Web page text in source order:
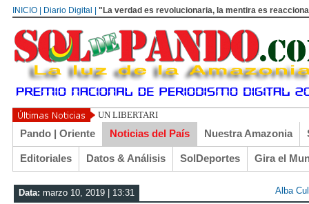
INICIO | Diario Digital | "La verdad es revolucionaria, la mentira es
UN LIBERTARIO LLAMADO EL TURI TORRICO
Pando | Oriente Noticias del País Nuestra Amazonia
Editoriales Datos & Análisis SolDeportes Gira el
Data: marzo 10, 2019 | 13:31 Alba